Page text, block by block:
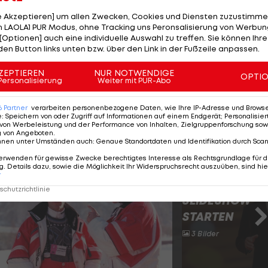
segelte im Finaldurchgang auf
auf.
Embacher, der leicht erkrankt an den Start geht.
LIVE-Ticker:
der Skiflug-Weltrekorde
SLIDESHOW
STARTEN
3 Bilder
Akzeptieren] um allen Zwecken, Cookies und Diensten
PUR Modus, ohne Tracking uns Peronsalisierung von
auch eine individuelle Auswahl zu treffen. Sie können
Button links unten bzw. über den Link in der Fußzeile anpassen.
NUR NOTWENDIGE
Weiter mit PUR-Abo
Partner verarbeiten personenbezogene Daten, wie Ihre IP-Adresse und
: Speichern von oder Zugriff auf Informationen auf einem Endgerät;
Werbeleistung und der Performance von Inhalten, Zielgruppenforschung
von Angeboten
unter Umständen auch: Genaue Standortdaten und Identifikation durch
für gewisse Zwecke berechtigtes Interesse als Rechtsgrundlage für
Details dazu, sowie die Möglichkeit Ihr Widerspruchsrecht auszuüben, sind